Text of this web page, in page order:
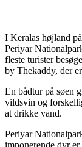
I Keralas højland
Periyar
fleste turister
by Thekaddy, der
En bådtur på søen
vildsvin og
at drikke vand.
Periyar